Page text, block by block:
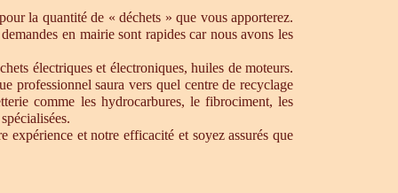
la quantité de « déchets » que vous apporterez.
en mairie sont rapides car nous avons les
électriques et électroniques, huiles de moteurs.
professionnel saura vers quel centre de recyclage
comme les hydrocarbures, le fibrociment, les
expérience et notre efficacité et soyez assurés que